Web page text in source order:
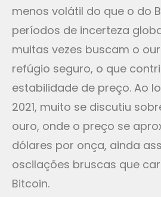
menos volátil do que o do
períodos de incerteza
muitas vezes buscam o
refúgio seguro, o que
estabilidade de preço. Ao
2021, muito se discutiu
ouro, onde o preço se
dólares por onça, ainda
oscilações bruscas que
Bitcoin.